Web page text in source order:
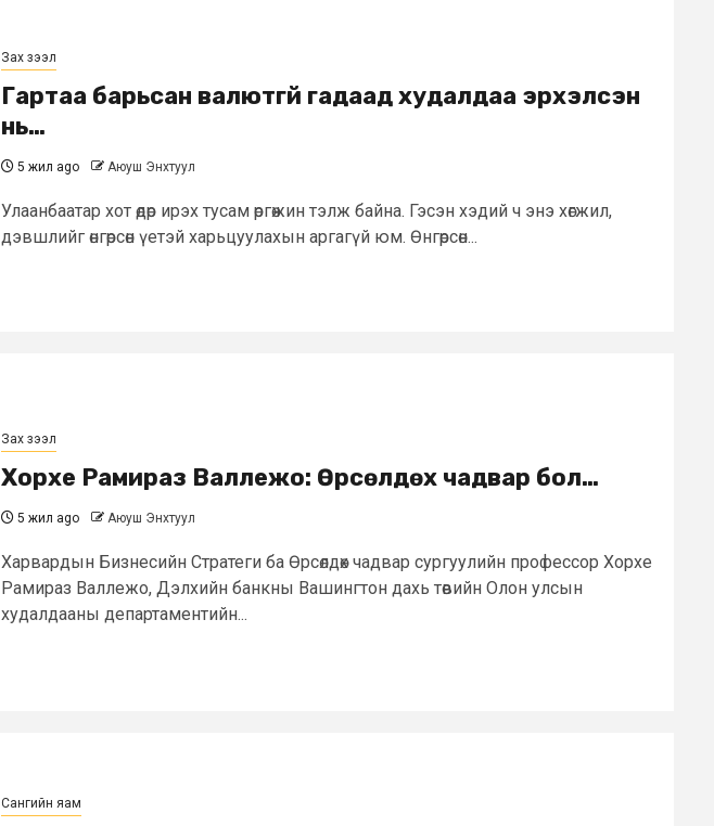
Зах зээл
Гартаа барьсан валютгүй гадаад худалдаа эрхэлсэн
нь…
5 жил ago Аюуш Энхтуул
Улаанбаатар хот өдөр ирэх тусам өргөжин тэлж байна. Гэсэн хэдий ч энэ хөгжил,
дэвшлийг өнгөрсөн үетэй харьцуулахын аргагүй юм. Өнгөрсөн...
Зах зээл
Хорхе Рамираз Валлежо: Өрсөлдөх чадвар бол…
5 жил ago Аюуш Энхтуул
Харвардын Бизнесийн Стратеги ба Өрсөлдөх чадвар сургуулийн профессор Хорхе
Рамираз Валлежо, Дэлхийн банкны Вашингтон дахь төвийн Олон улсын
худалдааны департаментийн...
Сангийн яам